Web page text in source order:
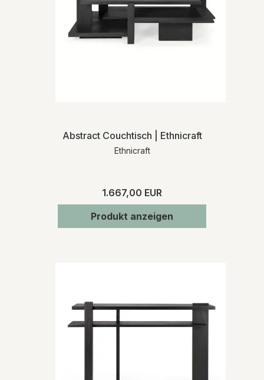
Abstract Couchtisch | Ethnicraft
Ethnicraft
1.667,00 EUR
Produkt anzeigen